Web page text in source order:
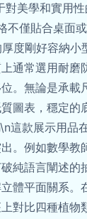
對美學和實用性
不僅貼合桌面
度剛好容納小
質上通常選用耐
。無論是承
圖表，穩定
\n\n這款展示用
。例如數學教
純語言闡述的抽
體平面關系
比四種植物類